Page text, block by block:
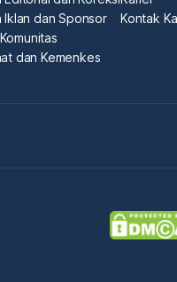
Iklan dan Sponsor
dan Kemenkes
Kontak